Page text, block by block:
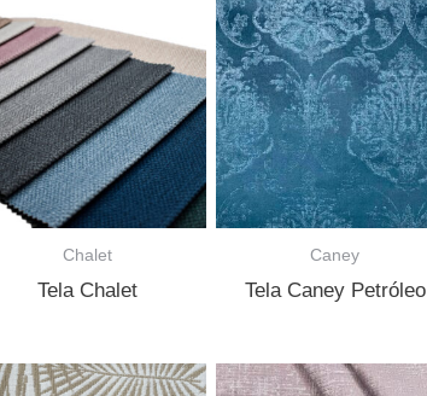
Chalet
Tela Chalet
Caney
Tela Caney Petróleo